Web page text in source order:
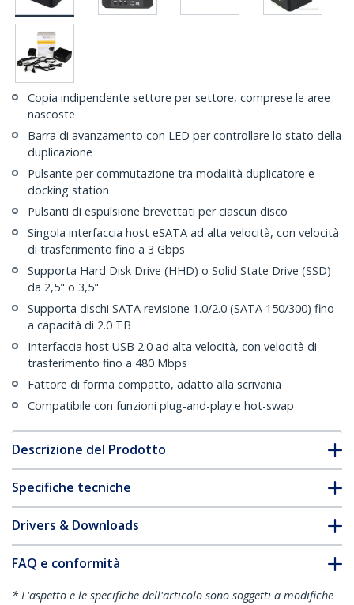
Copia indipendente settore per settore, comprese le aree
nascoste
Barra di avanzamento con LED per controllare lo stato della
duplicazione
Pulsante per commutazione tra modalità duplicatore e
docking station
Pulsanti di espulsione brevettati per ciascun disco
Singola interfaccia host eSATA ad alta velocità, con velocità
di trasferimento fino a 3 Gbps
Supporta Hard Disk Drive (HHD) o Solid State Drive (SSD)
da 2,5" o 3,5"
Supporta dischi SATA revisione 1.0/2.0 (SATA 150/300) fino
a capacità di 2.0 TB
Interfaccia host USB 2.0 ad alta velocità, con velocità di
trasferimento fino a 480 Mbps
Fattore di forma compatto, adatto alla scrivania
Compatibile con funzioni plug-and-play e hot-swap
Descrizione del Prodotto
Specifiche tecniche
Drivers & Downloads
FAQ e conformità
* L'aspetto e le specifiche dell'articolo sono soggetti a modifiche